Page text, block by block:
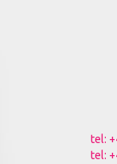
tel:
tel: